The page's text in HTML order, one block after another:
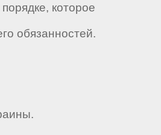
которое
обязанностей.